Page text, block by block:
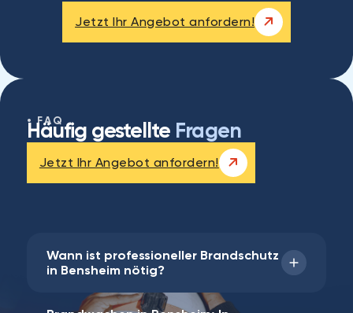
Jetzt Ihr Angebot anfordern!
FAQ
Häufig gestellte Fragen
Jetzt Ihr Angebot anfordern!
Wann ist professioneller Brandschutz
in Bensheim⁠ nötig?